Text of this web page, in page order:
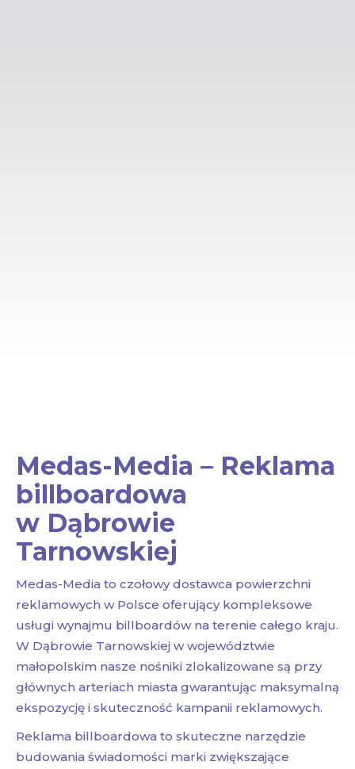
Medas-Media – Reklama
billboardowa
w Dąbrowie
Tarnowskiej
Medas-Media to czołowy dostawca powierzchni
reklamowych w Polsce oferujący kompleksowe
usługi wynajmu billboardów na terenie całego kraju.
W Dąbrowie Tarnowskiej w województwie
małopolskim nasze nośniki zlokalizowane są przy
głównych arteriach miasta gwarantując maksymalną
ekspozycję i skuteczność kampanii reklamowych.
Reklama billboardowa to skuteczne narzędzie
budowania świadomości marki zwiększające